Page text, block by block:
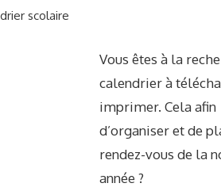
scolaire
Vous êtes à la
calendrier à
imprimer. Cela afin
d’organiser et de
rendez-vous de la
année ?